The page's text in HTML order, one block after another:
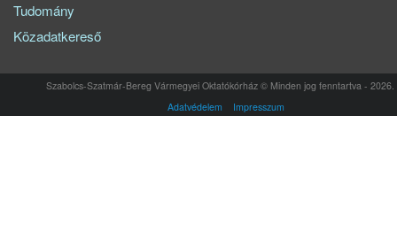
Tudomány
Közadatkereső
Szabolcs-Szatmár-Bereg Vármegyei Oktatókórház © Minden jog fenntartva - 2026.
Adatvédelem
Impresszum